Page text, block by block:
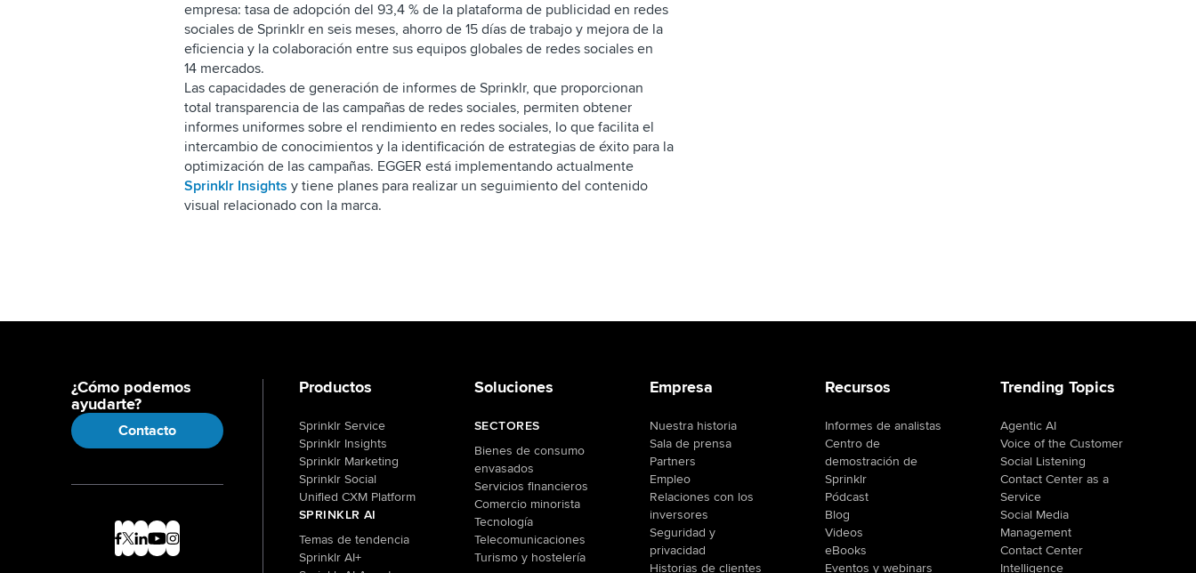
empresa: tasa de adopción del 93,4 % de la plataforma de publicidad en redes
sociales de Sprinklr en seis meses, ahorro de 15 días de trabajo y mejora de la
eficiencia y la colaboración entre sus equipos globales de redes sociales en
14 mercados.
Las capacidades de generación de informes de Sprinklr, que proporcionan
total transparencia de las campañas de redes sociales, permiten obtener
informes uniformes sobre el rendimiento en redes sociales, lo que facilita el
intercambio de conocimientos y la identificación de estrategias de éxito para la
optimización de las campañas. EGGER está implementando actualmente
Sprinklr Insights y tiene planes para realizar un seguimiento del contenido
visual relacionado con la marca.
¿Cómo podemos
ayudarte?
Contacto
Productos
Sprinklr Service
Sprinklr Insights
Sprinklr Marketing
Sprinklr Social
Unified CXM Platform
SPRINKLR AI
Temas de tendencia
Sprinklr AI+
Soluciones
SECTORES
Bienes de consumo
envasados
Servicios financieros
Comercio minorista
Tecnología
Telecomunicaciones
Turismo y hostelería
Empresa
Nuestra historia
Sala de prensa
Partners
Empleo
Relaciones con los
inversores
Seguridad y
privacidad
Historias de clientes
Recursos
Informes de analistas
Centro de
demostración de
Sprinklr
Pódcast
Blog
Videos
eBooks
Eventos y webinars
Trending Topics
Agentic AI
Voice of the Customer
Social Listening
Contact Center as a
Service
Social Media
Management
Contact Center
Intelligence